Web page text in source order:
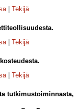
| Tekijä
| Tekijä
| Tekijä
tutkimustoiminnasta,